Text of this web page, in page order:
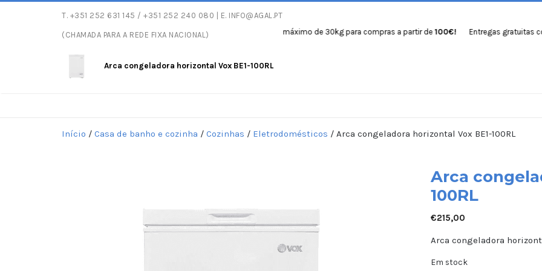
T. +351 252 631 145 / +351 252 240 080 | E. INFO@AGAL.PT
(CHAMADA PARA A REDE FIXA NACIONAL)Entregas gratuitas com peso máximo de 30kg para compras a partir de100€! Entregas gratuitas com
Início / Casa de banho e cozinha / Cozinhas / Eletrodomésticos / Arca congeladora horizontal Vox BE1-100RL
Arca
100RL
€215,00
Arca congeladora
Em stock
Arca congeladora horizontal Vox BE1-100RL